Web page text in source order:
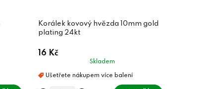
Korálek kovový hvězda 10mm gold
plating 24kt
16 Kč
Skladem